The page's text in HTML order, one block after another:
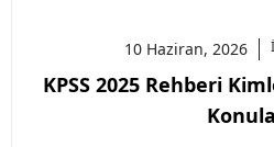
10 Haziran, 2026
KPSS 2025 Rehberi